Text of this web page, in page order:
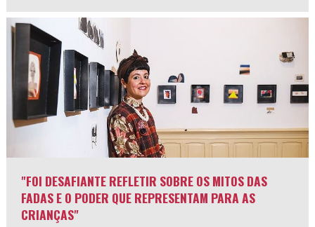
"FOI DESAFIANTE REFLETIR SOBRE OS MITOS DAS
FADAS E O PODER QUE REPRESENTAM PARA AS
CRIANÇAS"